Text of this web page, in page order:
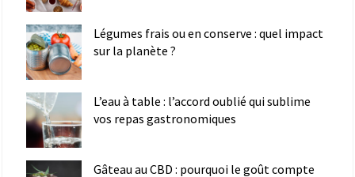
Légumes frais ou en conserve : quel impact
sur la planète ?
L’eau à table : l’accord oublié qui sublime
vos repas gastronomiques
Gâteau au CBD : pourquoi le goût compte